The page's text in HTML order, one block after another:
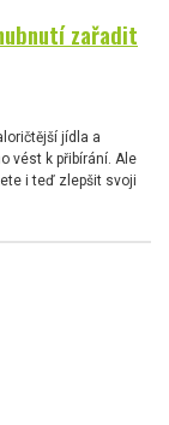
zařadit
jídla a
vést k přibírání. Ale
i teď zlepšit svoji